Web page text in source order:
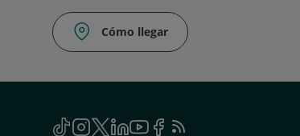
Cómo llegar
TikTok
EsteInstagram
EsteTwitter
EnlaceLinkedin
EsteYoutube
EsteFacebook
Enlace
Feed
Este